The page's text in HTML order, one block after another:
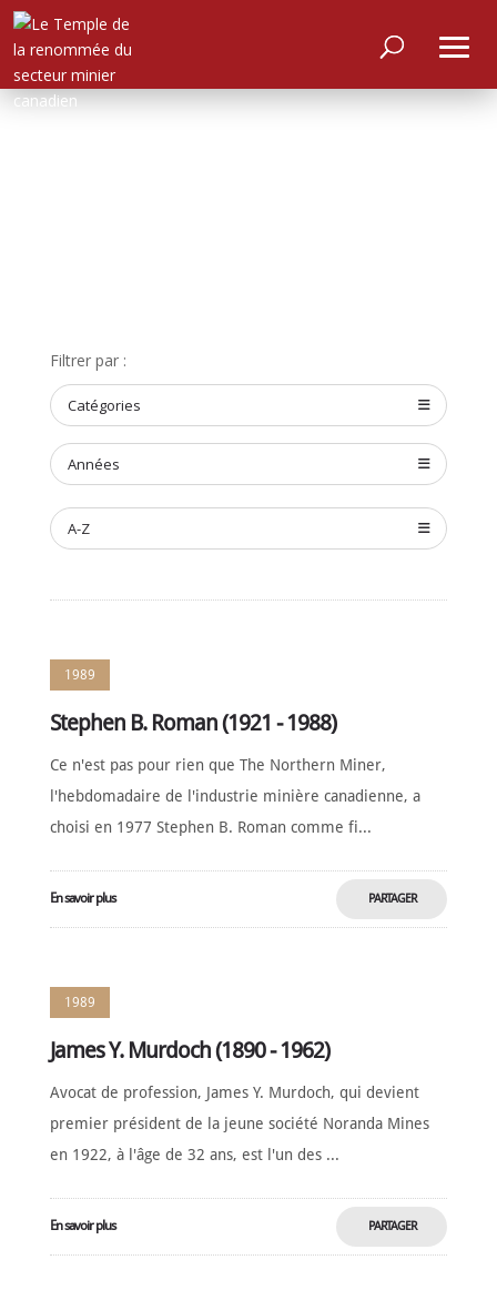
ACCUEIL
À
PROPOS
RENCONTRER
LES
MEMBRES
DE
SOUTIEN
CONTACT
Français
Filtrer par :
Catégories
Années
A-Z
1989
Stephen B. Roman (1921 - 1988)
Ce n'est pas pour rien que The Northern Miner,
l'hebdomadaire de l'industrie minière canadienne, a
choisi en 1977 Stephen B. Roman comme fi...
En savoir plus PARTAGER
1989
James Y. Murdoch (1890 - 1962)
Avocat de profession, James Y. Murdoch, qui devient
premier président de la jeune société Noranda Mines
en 1922, à l'âge de 32 ans, est l'un des ...
En savoir plus PARTAGER